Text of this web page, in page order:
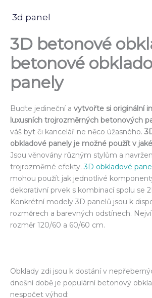
3d panel
3D betonové
betonové
panely
Buďte jedineční a vytvořte si originální
luxusních trojrozměrných betonových
váš byt či kancelář ne něco úžasného.
obkladové panely je možné použít v
Jsou věnovány různým stylům a
trojrozměrné efekty.3D obkladové
mohou použít jak jednotlivé
dekorativní prvek s kombinací spolu se
Konkrétní modely 3D panelů jsou k
rozměrech a barevných odstínech.
rozměr 120/60 a 60/60 cm.
Obklady zdi jsou k dostání v
dnešní době je populární betonový
nespočet výhod: